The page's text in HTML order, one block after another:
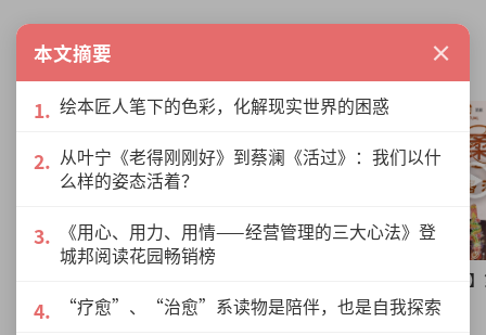
【原乡柔情2：霹雳行
州人
本文摘要 ×
绘本匠人笔下的色彩，化解现实世界的困惑
从叶宁《老得刚刚好》到蔡澜《活过》：我们以什
么样的姿态活着？
《用心、用力、用情——经营管理的三大心法》登
城邦阅读花园畅销榜
“疗愈”、“治愈”系读物是陪伴，也是自我探索